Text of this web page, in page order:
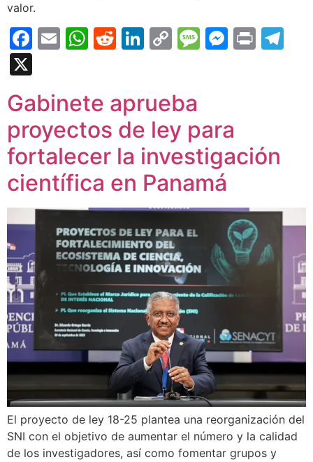
valor.
Facebook
EmailWhatsApp
Reddit
LinkedIn
CopyMessage
Print
Gabinete aprueba
proyectos de ley para
fortalecer la investigación
científica en Panamá
El proyecto de ley 18-25 plantea una reorganización del
SNI con el objetivo de aumentar el número y la calidad
de los investigadores, así como fomentar grupos y